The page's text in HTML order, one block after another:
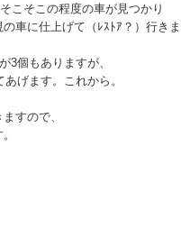
こそこの程度の車が見つかり
車に仕上げて（ﾚｽﾄｱ？）行きま
3個もありますが、
げます。これから。
すので、